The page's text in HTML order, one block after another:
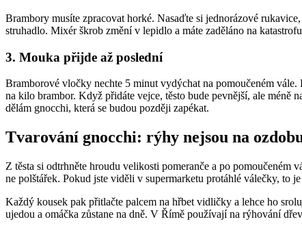
Brambory musíte zpracovat horké. Nasaďte si jednorázové
struhadlo. Mixér škrob změní v lepidlo a máte zaděláno na
3. Mouka přijde až poslední
Bramborové vločky nechte 5 minut vydýchat na pomoučeném vále.
na kilo brambor. Když přidáte vejce, těsto bude pevnější, ale méně
dělám gnocchi, která se budou později zapékat.
Tvarování gnocchi: rýhy nejsou na
Z těsta si odtrhněte hroudu velikosti pomeranče a po
ne polštářek. Pokud jste viděli v supermarketu protáhlé válečky, to
Každý kousek pak přitlačte palcem na hřbet vidličky a lehce ho
ujedou a omáčka zůstane na dně. V Římě používají na rýhování